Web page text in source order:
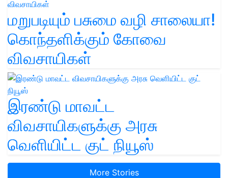
மறுபடியும் பசுமை வழி சாலையா!
கொந்தளிக்கும் கோவை
விவசாயிகள்
இரண்டு மாவட்ட
விவசாயிகளுக்கு அரசு
வெளியிட்ட குட் நியூஸ்
More Stories